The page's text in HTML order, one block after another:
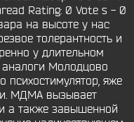
Rating: 0 Vote s - 0
на высоте у нас
толерантность и
у длительном
аналоги Молодцово
психостимулятор, яже
МДМА вызывает
а также завышенной